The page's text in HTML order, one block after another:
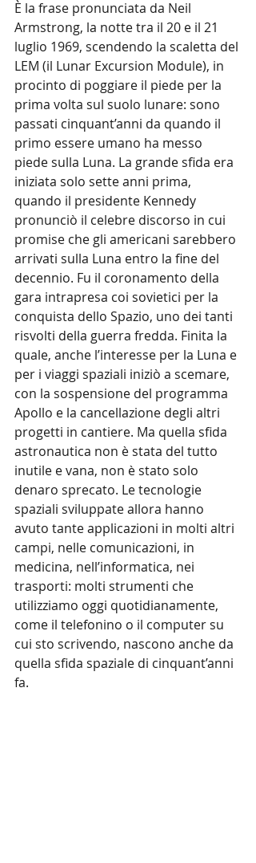
È la frase pronunciata da Neil
Armstrong, la notte tra il 20 e il 21
luglio 1969, scendendo la scaletta del
LEM (il Lunar Excursion Module), in
procinto di poggiare il piede per la
prima volta sul suolo lunare: sono
passati cinquant’anni da quando il
primo essere umano ha messo
piede sulla Luna. La grande sfida era
iniziata solo sette anni prima,
quando il presidente Kennedy
pronunciò il celebre discorso in cui
promise che gli americani sarebbero
arrivati sulla Luna entro la fine del
decennio. Fu il coronamento della
gara intrapresa coi sovietici per la
conquista dello Spazio, uno dei tanti
risvolti della guerra fredda. Finita la
quale, anche l’interesse per la Luna e
per i viaggi spaziali iniziò a scemare,
con la sospensione del programma
Apollo e la cancellazione degli altri
progetti in cantiere. Ma quella sfida
astronautica non è stata del tutto
inutile e vana, non è stato solo
denaro sprecato. Le tecnologie
spaziali sviluppate allora hanno
avuto tante applicazioni in molti altri
campi, nelle comunicazioni, in
medicina, nell’informatica, nei
trasporti: molti strumenti che
utilizziamo oggi quotidianamente,
come il telefonino o il computer su
cui sto scrivendo, nascono anche da
quella sfida spaziale di cinquant’anni
fa.